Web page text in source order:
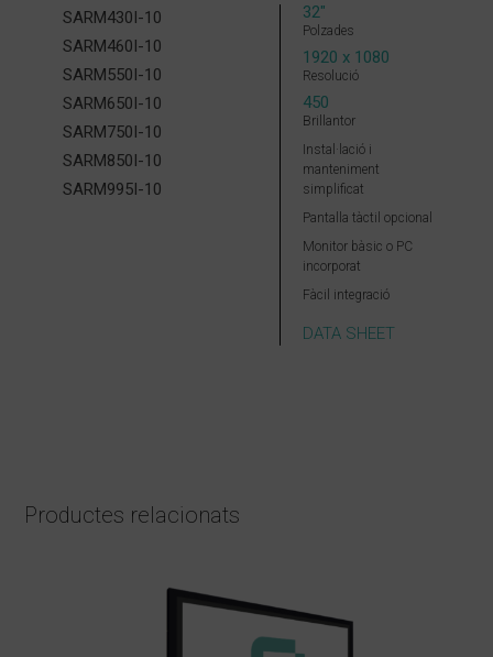
SARM430I-10
SARM460I-10
SARM550I-10
SARM650I-10
SARM750I-10
SARM850I-10
SARM995I-10
32″
Polzades
1920 x 1080
Resolució
450
Brillantor
Instal·lació i
manteniment
simplificat
Pantalla tàctil opcional
Monitor bàsic o PC
incorporat
Fàcil integració
DATA SHEET
Productes relacionats